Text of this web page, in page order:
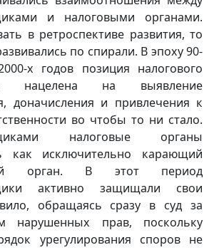
и налоговыми органами.
в ретроспективе развития, то
по спирали. В эпоху 90-
х годов позиция налогового
нацелена на выявление
доначисления и привлечения к
во чтобы то ни стало.
налоговые органы
как исключительно карающий
орган. В этот период
активно защищали свои
обращаясь сразу в суд за
нарушенных прав, поскольку
урегулирования споров не